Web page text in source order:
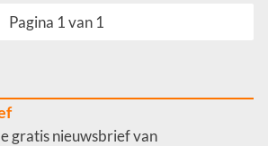
Pagina 1 van 1
gratis nieuwsbrief van